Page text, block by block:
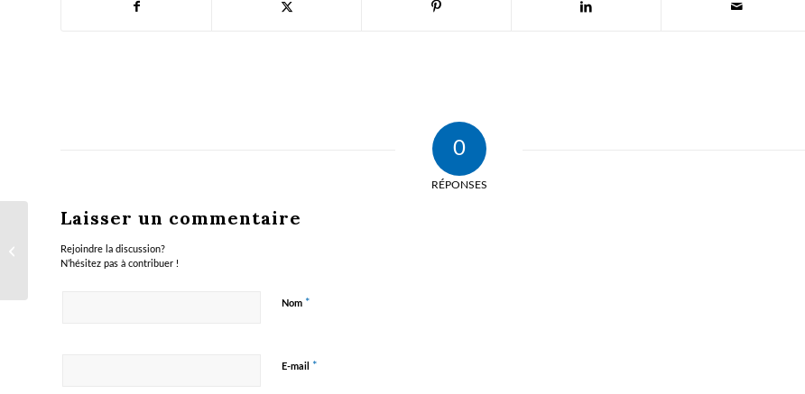
0
RÉPONSES
Laisser un commentaire
Rejoindre la discussion?
N’hésitez pas à contribuer !
Nom *
E-mail *
2022 – Radio 101.5